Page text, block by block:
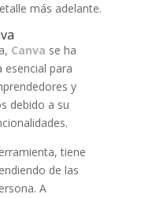
más adelante.
Canva se ha
para
y
debido a su
tiene
de las
A